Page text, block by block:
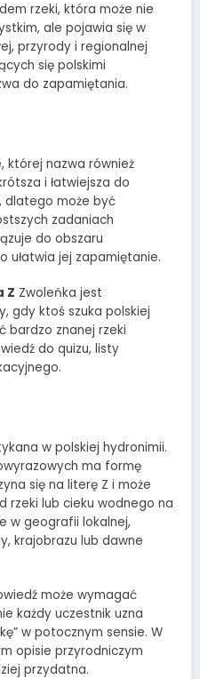
rzeki, która może nie
ale pojawia się w
przyrody i regionalnej
się polskimi
do zapamiętania.
której nazwa również
i łatwiejsza do
dlatego może być
zadaniach
do obszaru
ułatwia jej zapamiętanie.
Z Zwoleńka jest
gdy ktoś szuka polskiej
bardzo znanej rzeki
do quizu, listy
w polskiej hydronimii.
ma formę
się na literę Z i może
rzeki lub cieku wodnego na
w geografii lokalnej,
krajobrazu lub dawne
może wymagać
każdy uczestnik uzna
w potocznym sensie. W
opisie przyrodniczym
przydatna.